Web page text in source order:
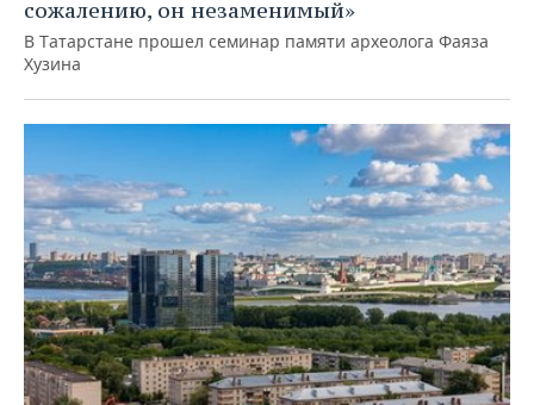
сожалению, он незаменимый»
В Татарстане прошел семинар памяти археолога Фаяза
Хузина